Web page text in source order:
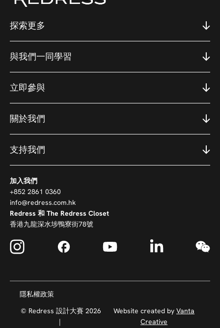
探索更多
與我們一同學習
立即參與
關於我們
支持我們
加入我們
+852 2861 0360
info@redress.com.hk
Redress 和 The Redress Closet
香港九龍深水埗鴨寮街78號
隱私權政策
© Redress 設計大賽 2026
|
Website created byVanta
Creative